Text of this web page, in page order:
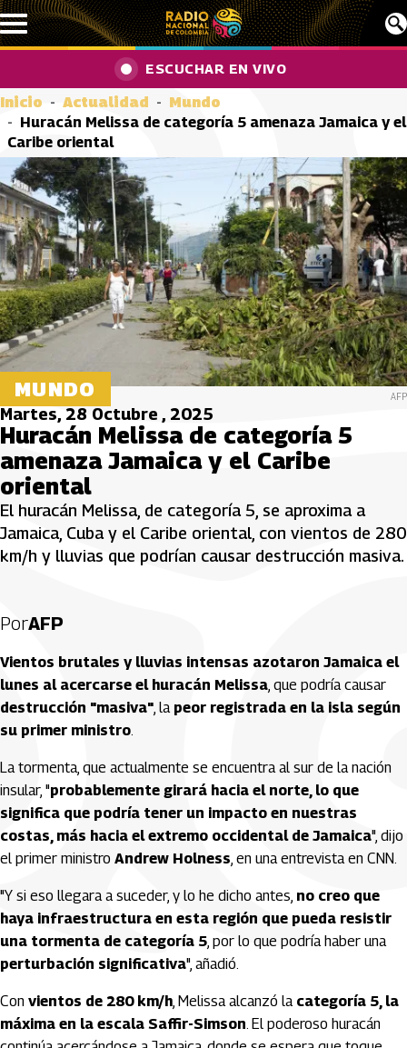
Pasar al contenido principal
ESCUCHAR EN VIVO
Inicio Actualidad
Mundo
Huracán Melissa de categoría 5 amenaza Jamaica y el
Caribe oriental
MUNDO AFP
Martes, 28 Octubre , 2025
Huracán Melissa de categoría 5
amenaza Jamaica y el Caribe
oriental
El huracán Melissa, de categoría 5, se aproxima a
Jamaica, Cuba y el Caribe oriental, con vientos de 280
km/h y lluvias que podrían causar destrucción masiva.
PorAFP
Vientos brutales y lluvias intensas azotaron Jamaica el
lunes al acercarse el huracán Melissa, que podría causar
destrucción "masiva", la peor registrada en la isla según
su primer ministro.
La tormenta, que actualmente se encuentra al sur de la nación
insular, "probablemente girará hacia el norte, lo que
significa que podría tener un impacto en nuestras
costas, más hacia el extremo occidental de Jamaica", dijo
el primer ministro Andrew Holness, en una entrevista en CNN.
"Y si eso llegara a suceder, y lo he dicho antes, no creo que
haya infraestructura en esta región que pueda resistir
una tormenta de categoría 5, por lo que podría haber una
perturbación significativa", añadió.
Con vientos de 280 km/h, Melissa alcanzó la categoría 5, la
máxima en la escala Saffir-Simson. El poderoso huracán